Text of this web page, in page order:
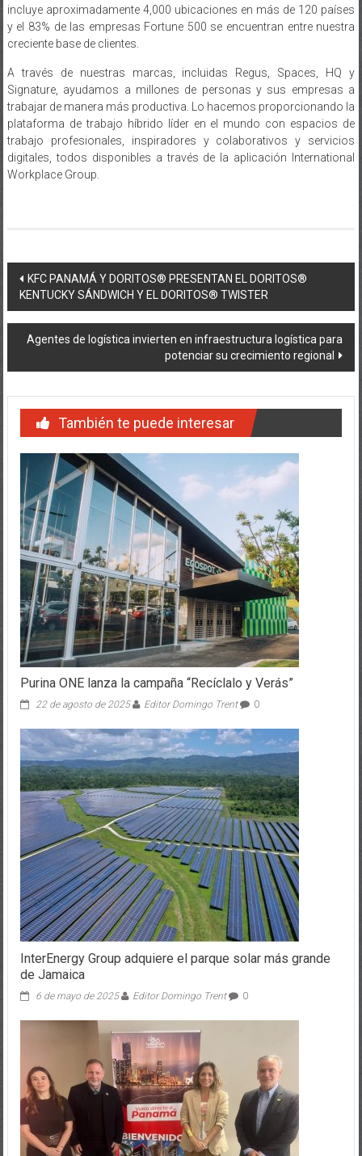
y el 83% de las empresas Fortune 500 se encuentran entre nuestra
creciente base de clientes.
Signature, ayudamos a millones de personas y sus empresas a
trabajar de manera más productiva. Lo hacemos proporcionando la
plataforma de trabajo híbrido líder en el mundo con espacios de
trabajo profesionales, inspiradores y colaborativos y servicios
digitales, todos disponibles a través de la aplicación International
Workplace Group.
Navegación
de
entradas
KFC PANAMÁ Y DORITOS® PRESENTAN EL DORITOS®
KENTUCKY SÁNDWICH Y EL DORITOS® TWISTER
Agentes de logística invierten en infraestructura logística para
potenciar su crecimiento regional
También te puede interesar
Purina ONE lanza la campaña “Recíclalo y Verás”
22 de agosto de 2025 Editor Domingo Trent 0
InterEnergy Group adquiere el parque solar más grande
de Jamaica
6 de mayo de 2025